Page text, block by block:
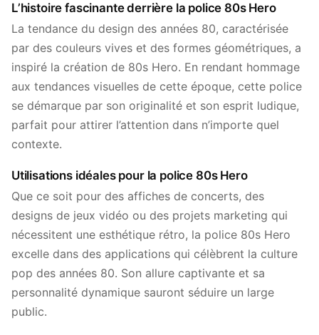
L’histoire fascinante derrière la police 80s Hero
La tendance du design des années 80, caractérisée
par des couleurs vives et des formes géométriques, a
inspiré la création de 80s Hero. En rendant hommage
aux tendances visuelles de cette époque, cette police
se démarque par son originalité et son esprit ludique,
parfait pour attirer l’attention dans n’importe quel
contexte.
Utilisations idéales pour la police 80s Hero
Que ce soit pour des affiches de concerts, des
designs de jeux vidéo ou des projets marketing qui
nécessitent une esthétique rétro, la police 80s Hero
excelle dans des applications qui célèbrent la culture
pop des années 80. Son allure captivante et sa
personnalité dynamique sauront séduire un large
public.